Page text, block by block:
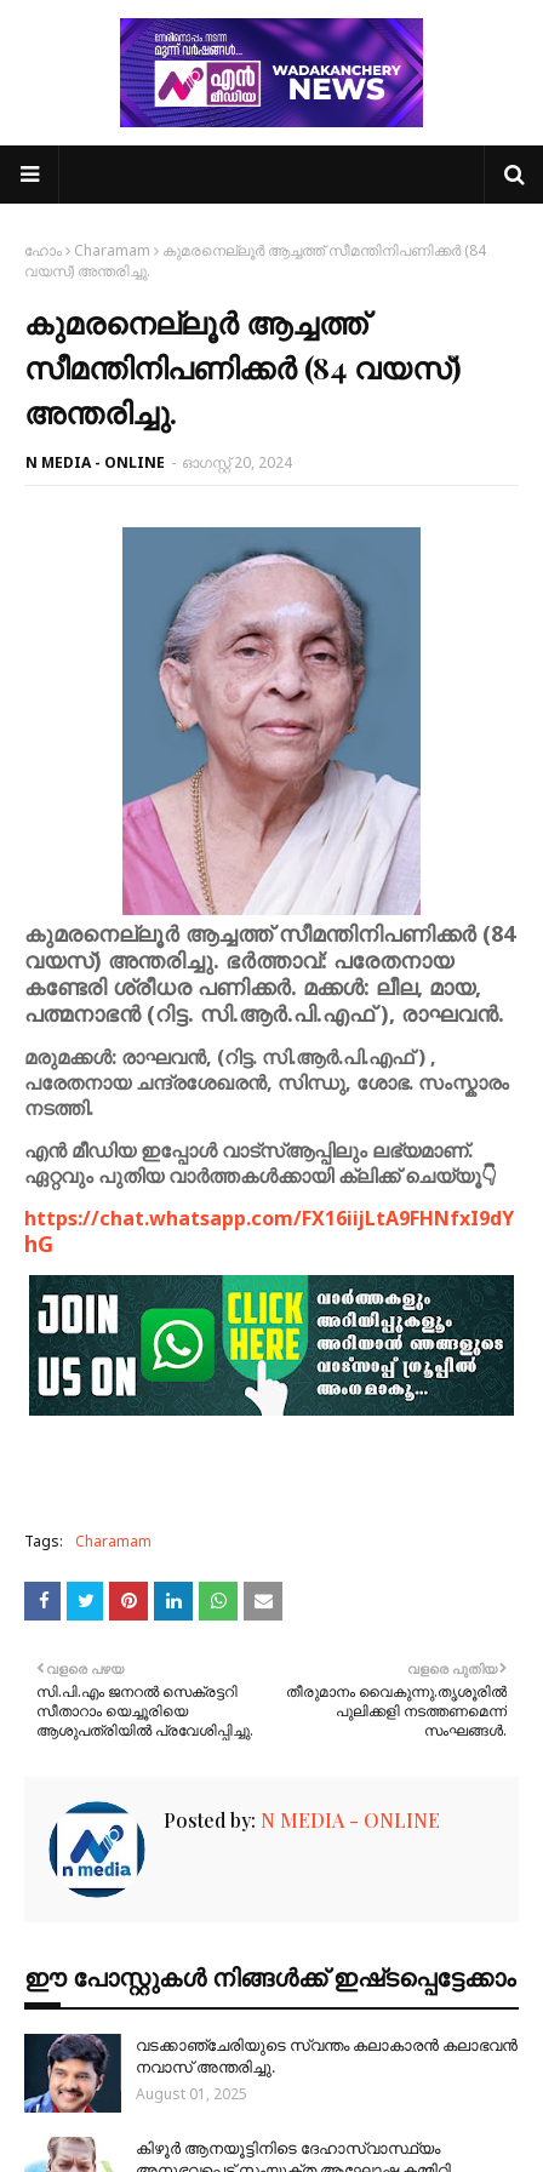
ഹോം Charamam
കുമരനെല്ലൂർ ആച്ചത്ത് സീമന്തിനിപണിക്കർ (84
വയസ്) അന്തരിച്ചു.
കുമരനെല്ലൂർ ആച്ചത്ത്
സീമന്തിനിപണിക്കർ (84 വയസ്)
അന്തരിച്ചു.
N MEDIA - ONLINE - ഓഗസ്റ്റ് 20, 2024
കുമരനെല്ലൂർ ആച്ചത്ത് സീമന്തിനിപണിക്കർ (84
വയസ്) അന്തരിച്ചു. ഭർത്താവ്: പരേതനായ
കണ്ടേരി ശ്രീധര പണിക്കർ. മക്കൾ: ലീല, മായ,
പത്മനാഭൻ (റിട്ട. സി.ആർ.പി.എഫ് ), രാഘവൻ.
മരുമക്കൾ: രാഘവൻ, (റിട്ട. സി.ആർ.പി.എഫ് ) ,
പരേതനായ ചന്ദ്രശേഖരൻ, സിന്ധു, ശോഭ. സംസ്കാരം
നടത്തി.
എൻ മീഡിയ ഇപ്പോൾ വാട്സ്ആപ്പിലും ലഭ്യമാണ്.
ഏറ്റവും പുതിയ വാർത്തകൾക്കായി ക്ലിക്ക് ചെയ്യൂ👇
https://chat.whatsapp.com/FX16iijLtA9FHNfxI9dY
hG
Tags: Charamam
വളരെ പുതിയ
തീരുമാനം വൈകുന്നു.തൃശൂരില്‍
പുലിക്കളി നടത്തണമെന്ന്
സംഘങ്ങള്‍.
വളരെ പഴയ
സി.പി.എം ജനറൽ സെക്രട്ടറി
സീതാറാം യെച്ചൂരിയെ
ആശുപത്രിയില്‍ പ്രവേശിപ്പിച്ചു.
Posted by: N MEDIA - ONLINE
ഈ പോസ്റ്റുകൾ നിങ്ങൾക്ക് ഇഷ്‌‌ടപ്പെട്ടേക്കാം
വടക്കാഞ്ചേരിയുടെ സ്വന്തം കലാകാരൻ കലാഭവൻ
നവാസ് അന്തരിച്ചു.
August 01, 2025
കിഴൂർ ആനയൂട്ടിനിടെ ദേഹാസ്വാസ്ഥ്യം